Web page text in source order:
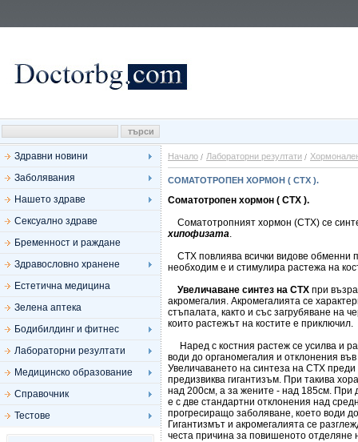
Здравни новини
Заболявания
Нашето здраве
Сексуално здраве
Бременност и раждане
Здравословно хранене
Естетична медицина
Зелена аптека
Бодибилдинг и фитнес
Лабораторни резултати
Медицинско образование
Справочник
Тестове
Начало Лабораторни резултати
СОМАТОТРОПЕН ХОРМОН ( СТХ ).
Соматотропен хормон ( СТХ ).
Соматотропният хормон (СТХ) се
хипофизата.
СТХ повлиява всички видове обменни
необходим е и стимулира растежа на
Увеличаване синтез на СТХ при
акромегалия. Акромегалията се
стъпалата, както и със загрубяване на
които растежът на костите е приключил.
Наред с костния растеж се усилва и
води до органомегалия и отклонения
Увеличаването на синтеза на СТХ
предизвиква гигантизъм. При такива
над 200см, а за жените - над 185см.
е с две стандартни отклонения над
прогресиращо заболяване, което води
Гигантизмът и акромегалията се
честа причина за повишеното